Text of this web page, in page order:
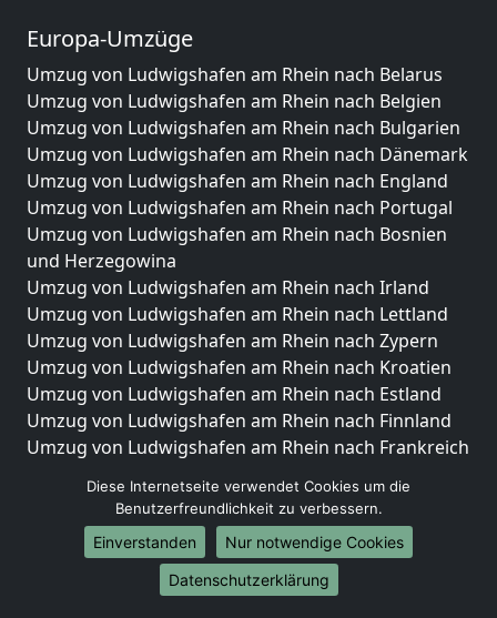
Europa-Umzüge
Umzug von Ludwigshafen am Rhein nach Belarus
Umzug von Ludwigshafen am Rhein nach Belgien
Umzug von Ludwigshafen am Rhein nach Bulgarien
Umzug von Ludwigshafen am Rhein nach Dänemark
Umzug von Ludwigshafen am Rhein nach England
Umzug von Ludwigshafen am Rhein nach Portugal
Umzug von Ludwigshafen am Rhein nach Bosnien
und Herzegowina
Umzug von Ludwigshafen am Rhein nach Irland
Umzug von Ludwigshafen am Rhein nach Lettland
Umzug von Ludwigshafen am Rhein nach Zypern
Umzug von Ludwigshafen am Rhein nach Kroatien
Umzug von Ludwigshafen am Rhein nach Estland
Umzug von Ludwigshafen am Rhein nach Finnland
Umzug von Ludwigshafen am Rhein nach Frankreich
Griechenland
Umzug von Ludwigshafen am Rhein nach Italien
Umzug von Ludwigshafen am Rhein nach
Diese Internetseite verwendet Cookies um die
Benutzerfreundlichkeit zu verbessern.
Einverstanden
Nur notwendige Cookies
Datenschutzerklärung